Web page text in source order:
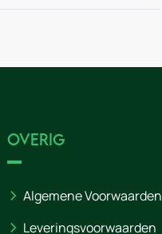
Overig
Algemene Voorwaarden
Leveringsvoorwaarden